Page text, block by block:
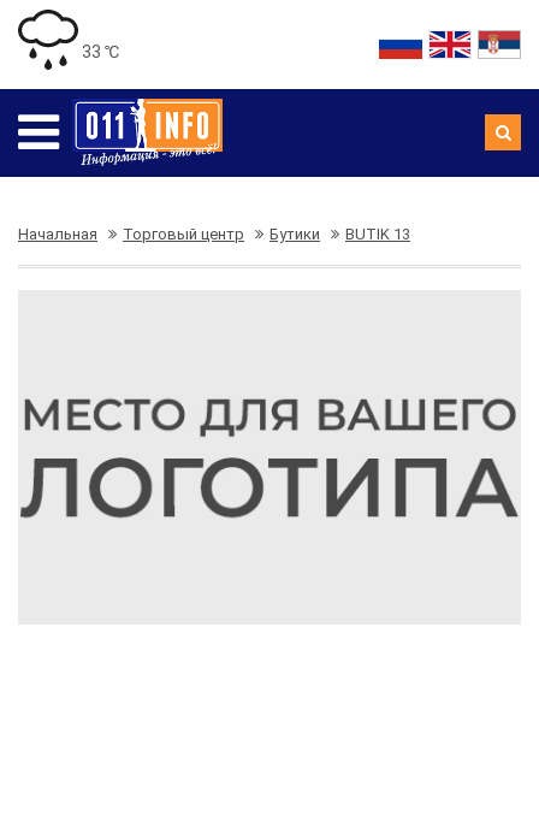
33 ℃
Начальная Торговый центр Бутики BUTIK 13